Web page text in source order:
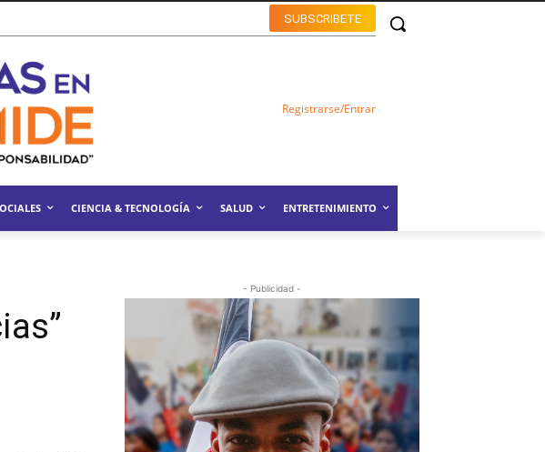
SUBSCRIBETE
Registrarse/Entrar
CIENCIA & TECNOLOGÍA SALUD ENTRETENIMIENTO
- Publicidad -